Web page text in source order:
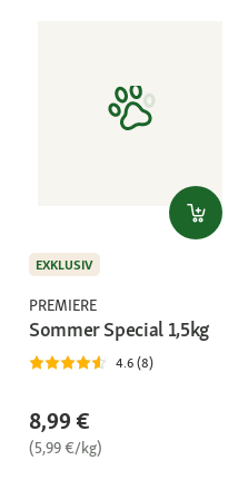
EXKLUSIV
PREMIERE
Sommer Special 1,5kg
4.6 (8)
8,99 €
(5,99 €/kg)